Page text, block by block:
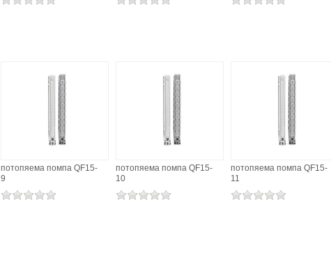
потопяема помпа QF15-
9
потопяема помпа QF15-
10
потопяема помпа QF15-
11